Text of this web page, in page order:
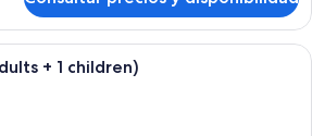
Una habitación de hotel con una
+ 1 children)